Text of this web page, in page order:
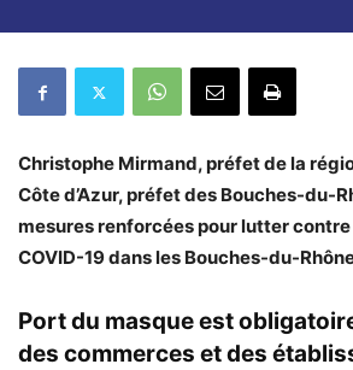
Christophe Mirmand, préfet de la
Côte d’Azur, préfet des Bouches-du-
mesures renforcées pour lutter
COVID-19 dans les Bouches-du-
Port du masque est
des commerces et des